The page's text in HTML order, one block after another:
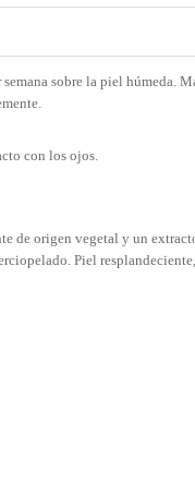
sobre la piel húmeda.
con los ojos.
de origen vegetal y un
Piel